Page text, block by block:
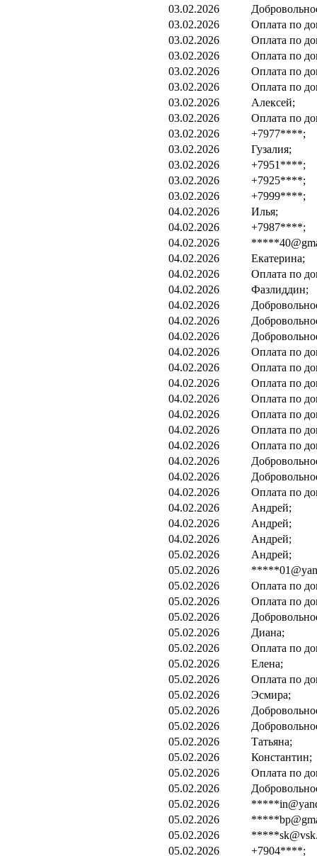
03.02.2026
03.02.2026
Оплата по
03.02.2026
Оплата по
03.02.2026
Оплата по
03.02.2026
Оплата по
03.02.2026
Оплата по
03.02.2026
Алексей;
03.02.2026
Оплата по
03.02.2026
+7977****;
03.02.2026
Гузалия;
03.02.2026
+7951****;
03.02.2026
+7925****;
03.02.2026
+7999****;
04.02.2026
Илья;
04.02.2026
+7987****;
04.02.2026
04.02.2026
Екатерина;
04.02.2026
Оплата по
04.02.2026
Фазлиддин;
04.02.2026
04.02.2026
04.02.2026
04.02.2026
Оплата по
04.02.2026
Оплата по
04.02.2026
Оплата по
04.02.2026
Оплата по
04.02.2026
Оплата по
04.02.2026
Оплата по
04.02.2026
Оплата по
04.02.2026
04.02.2026
04.02.2026
Оплата по
04.02.2026
Андрей;
04.02.2026
Андрей;
04.02.2026
Андрей;
05.02.2026
Андрей;
05.02.2026
05.02.2026
Оплата по
05.02.2026
Оплата по
05.02.2026
05.02.2026
Диана;
05.02.2026
Оплата по
05.02.2026
Елена;
05.02.2026
Оплата по
05.02.2026
Эсмира;
05.02.2026
05.02.2026
05.02.2026
Татьяна;
05.02.2026
Константин;
05.02.2026
Оплата по
05.02.2026
05.02.2026
05.02.2026
05.02.2026
05.02.2026
+7904****;